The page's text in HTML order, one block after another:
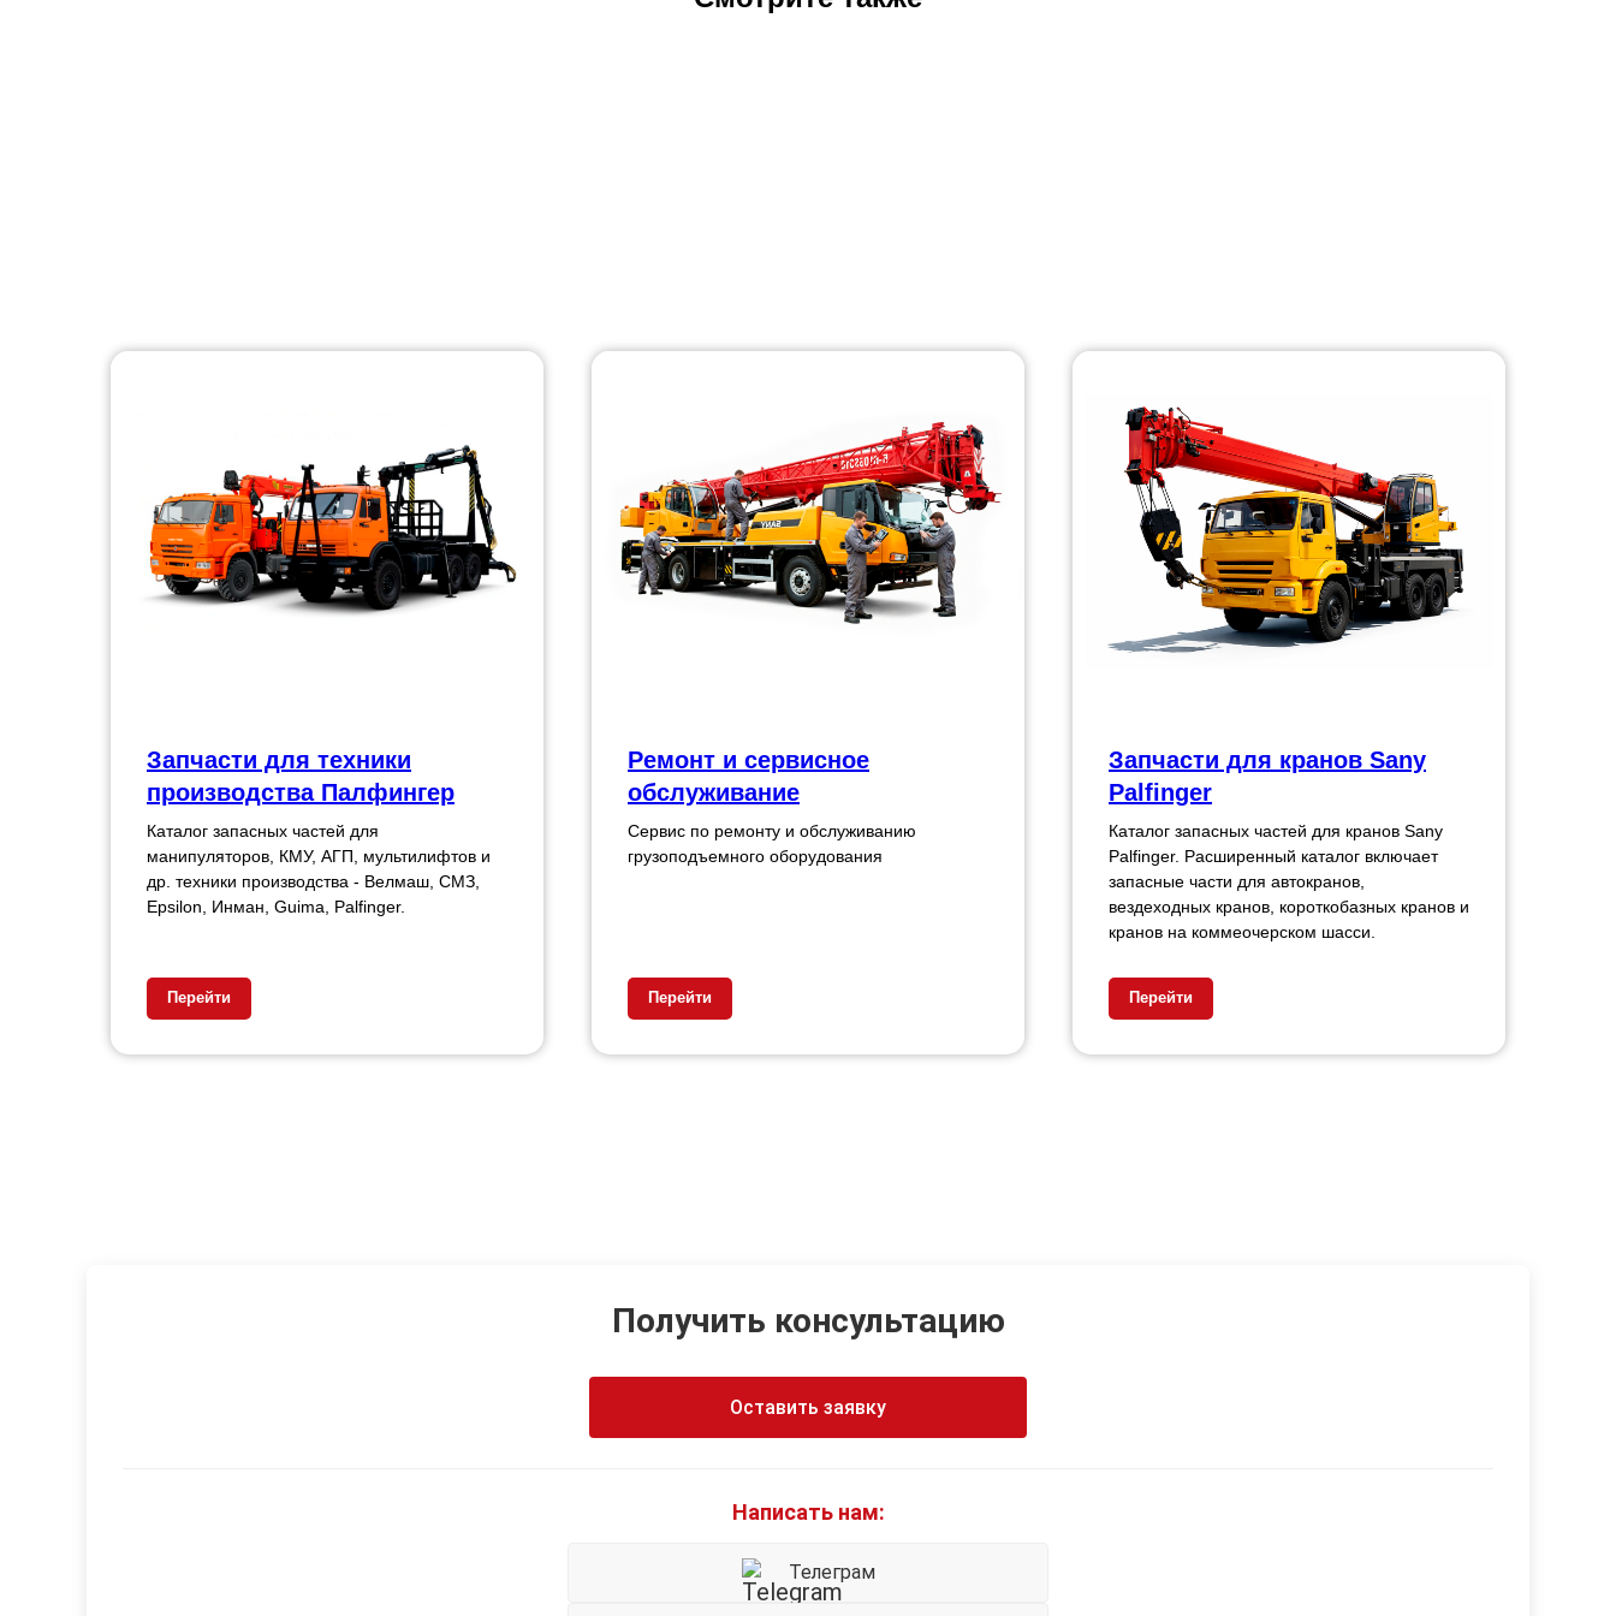
Запчасти для техники
производства Палфингер
Каталог запасных частей для
манипуляторов, КМУ, АГП, мультилифтов и
др. техники производства - Велмаш, СМЗ,
Epsilon, Инман, Guima, Palfinger.
Перейти
Ремонт и сервисное
обслуживание
Сервис по ремонту и обслуживанию
грузоподъемного оборудования
Перейти
Запчасти для кранов Sany
Palfinger
Каталог запасных частей для кранов Sany
Palfinger. Расширенный каталог включает
запасные части для автокранов,
вездеходных кранов, короткобазных кранов и
кранов на коммеочерском шасси.
Перейти
Получить консультацию
Оставить заявку
Написать нам:
Телеграм